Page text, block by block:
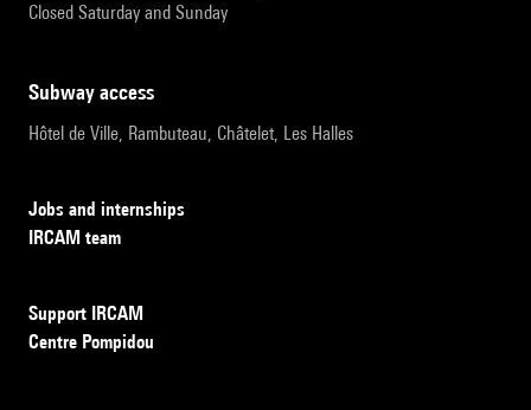
Closed Saturday and Sunday
subway access
Hôtel de Ville, Rambuteau, Châtelet, Les Halles
Jobs and internships
IRCAM team
Support IRCAM
Centre Pompidou